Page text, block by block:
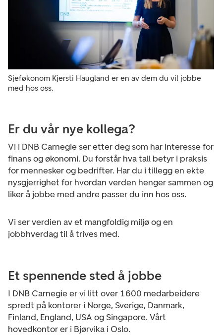
Sjeføkonom Kjersti Haugland er en av dem du vil jobbe
med hos oss.
Er du vår nye kollega?
Vi i DNB Carnegie ser etter deg som har interesse for
finans og økonomi. Du forstår hva tall betyr i praksis
for mennesker og bedrifter. Har du i tillegg en ekte
nysgjerrighet for hvordan verden henger sammen og
liker å jobbe med andre passer du inn hos oss.
Vi ser verdien av et mangfoldig miljø og en
jobbhverdag til å trives med.
Et spennende sted å jobbe
I DNB Carnegie er vi litt over 1600 medarbeidere
spredt på kontorer i Norge, Sverige, Danmark,
Finland, England, USA og Singapore. Vårt
hovedkontor er i Bjørvika i Oslo.